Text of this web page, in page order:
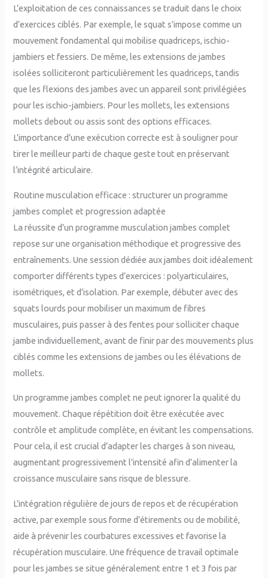
L’exploitation de ces connaissances se traduit dans le choix
d’exercices ciblés. Par exemple, le squat s’impose comme un
mouvement fondamental qui mobilise quadriceps, ischio-
jambiers et fessiers. De même, les extensions de jambes
isolées solliciteront particulièrement les quadriceps, tandis
que les flexions des jambes avec un appareil sont privilégiées
pour les ischio-jambiers. Pour les mollets, les extensions
mollets debout ou assis sont des options efficaces.
L’importance d’une exécution correcte est à souligner pour
tirer le meilleur parti de chaque geste tout en préservant
l’intégrité articulaire.
Routine musculation efficace : structurer un programme
jambes complet et progression adaptée
La réussite d’un programme musculation jambes complet
repose sur une organisation méthodique et progressive des
entraînements. Une session dédiée aux jambes doit idéalement
comporter différents types d’exercices : polyarticulaires,
isométriques, et d’isolation. Par exemple, débuter avec des
squats lourds pour mobiliser un maximum de fibres
musculaires, puis passer à des fentes pour solliciter chaque
jambe individuellement, avant de finir par des mouvements plus
ciblés comme les extensions de jambes ou les élévations de
mollets.
Un programme jambes complet ne peut ignorer la qualité du
mouvement. Chaque répétition doit être exécutée avec
contrôle et amplitude complète, en évitant les compensations.
Pour cela, il est crucial d’adapter les charges à son niveau,
augmentant progressivement l’intensité afin d’alimenter la
croissance musculaire sans risque de blessure.
L’intégration régulière de jours de repos et de récupération
active, par exemple sous forme d’étirements ou de mobilité,
aide à prévenir les courbatures excessives et favorise la
récupération musculaire. Une fréquence de travail optimale
pour les jambes se situe généralement entre 1 et 3 fois par